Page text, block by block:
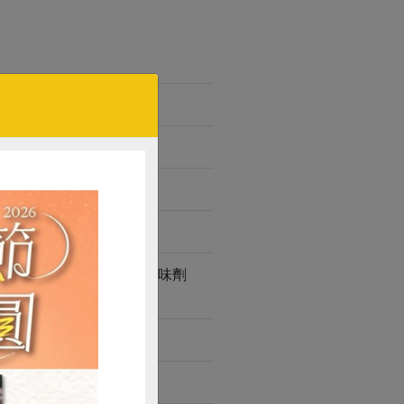
化液糖(蔗糖、水)、調味劑
、香菇抽出物)、薑粉